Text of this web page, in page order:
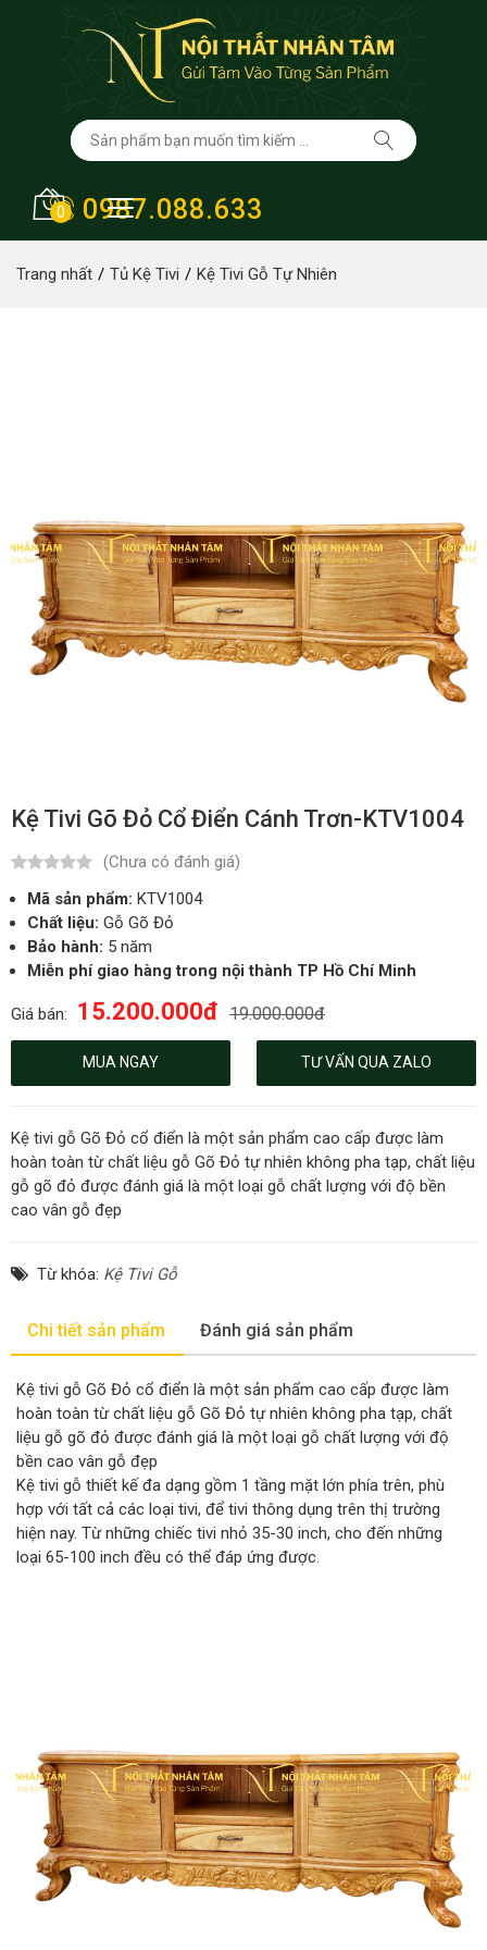
0987.088.633
0
Trang nhất Tủ Kệ Tivi Kệ Tivi Gỗ Tự Nhiên
Kệ Tivi Gõ Đỏ Cổ Điển Cánh Trơn-KTV1004
(Chưa có đánh giá)
Mã sản phẩm: KTV1004
Chất liệu: Gỗ Gõ Đỏ
Bảo hành: 5 năm
Miễn phí giao hàng trong nội thành TP Hồ Chí Minh
Giá bán: 15.200.000đ 19.000.000đ
MUA NGAY TƯ VẤN QUA ZALO
Kệ tivi gỗ Gõ Đỏ cổ điển là một sản phẩm cao cấp được làm
hoàn toàn từ chất liệu gỗ Gõ Đỏ tự nhiên không pha tạp, chất liệu
gỗ gõ đỏ được đánh giá là một loại gỗ chất lượng với độ bền
cao vân gỗ đẹp
Từ khóa: Kệ Tivi Gỗ
Chi tiết sản phẩm Đánh giá sản phẩm
Kệ tivi gỗ Gõ Đỏ cổ điển là một sản phẩm cao cấp được làm
hoàn toàn từ chất liệu gỗ Gõ Đỏ tự nhiên không pha tạp, chất
liệu gỗ gõ đỏ được đánh giá là một loại gỗ chất lượng với độ
bền cao vân gỗ đẹp
Kệ tivi gỗ thiết kế đa dạng gồm 1 tầng mặt lớn phía trên, phù
hợp với tất cả các loại tivi, để tivi thông dụng trên thị trường
hiện nay. Từ những chiếc tivi nhỏ 35-30 inch, cho đến những
loại 65-100 inch đều có thể đáp ứng được.